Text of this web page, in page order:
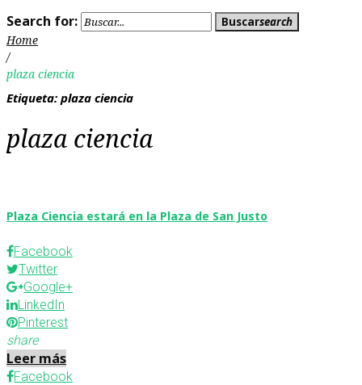
Search for:
Buscarsearch
Home
/
plaza ciencia
Etiqueta: plaza ciencia
plaza ciencia
Plaza Ciencia estará en la Plaza de San Justo
Facebook
Twitter
Google+
LinkedIn
Pinterest
share
Leer más
Facebook